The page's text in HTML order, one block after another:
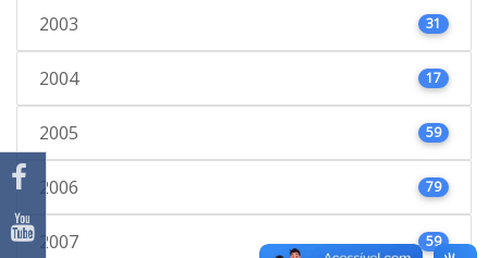
2003 31
2004 17
2005 59
2006 79
2007 59